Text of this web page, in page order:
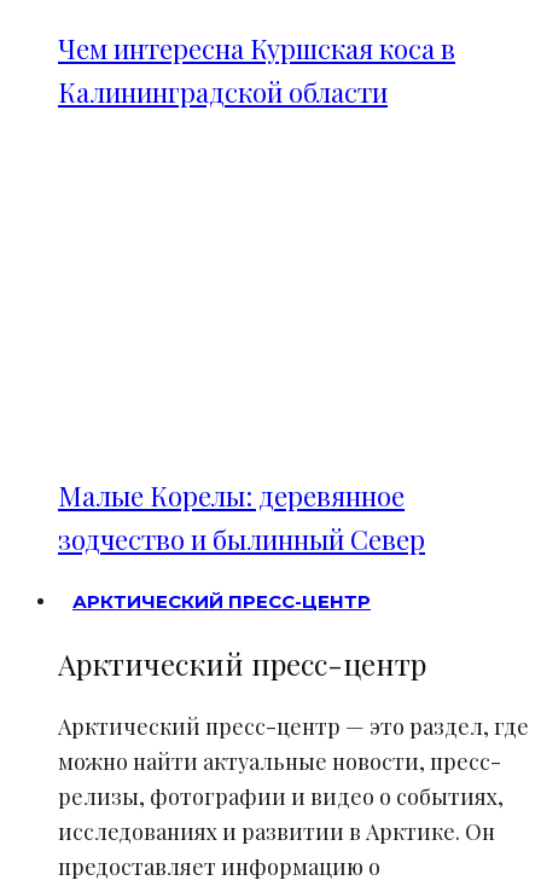
Чем интересна Куршская коса в
Калининградской области
Малые Корелы: деревянное
зодчество и былинный Север
АРКТИЧЕСКИЙ ПРЕСС-ЦЕНТР
Арктический пресс-центр
Арктический пресс-центр — это раздел, где
можно найти актуальные новости, пресс-
релизы, фотографии и видео о событиях,
исследованиях и развитии в Арктике. Он
предоставляет информацию о